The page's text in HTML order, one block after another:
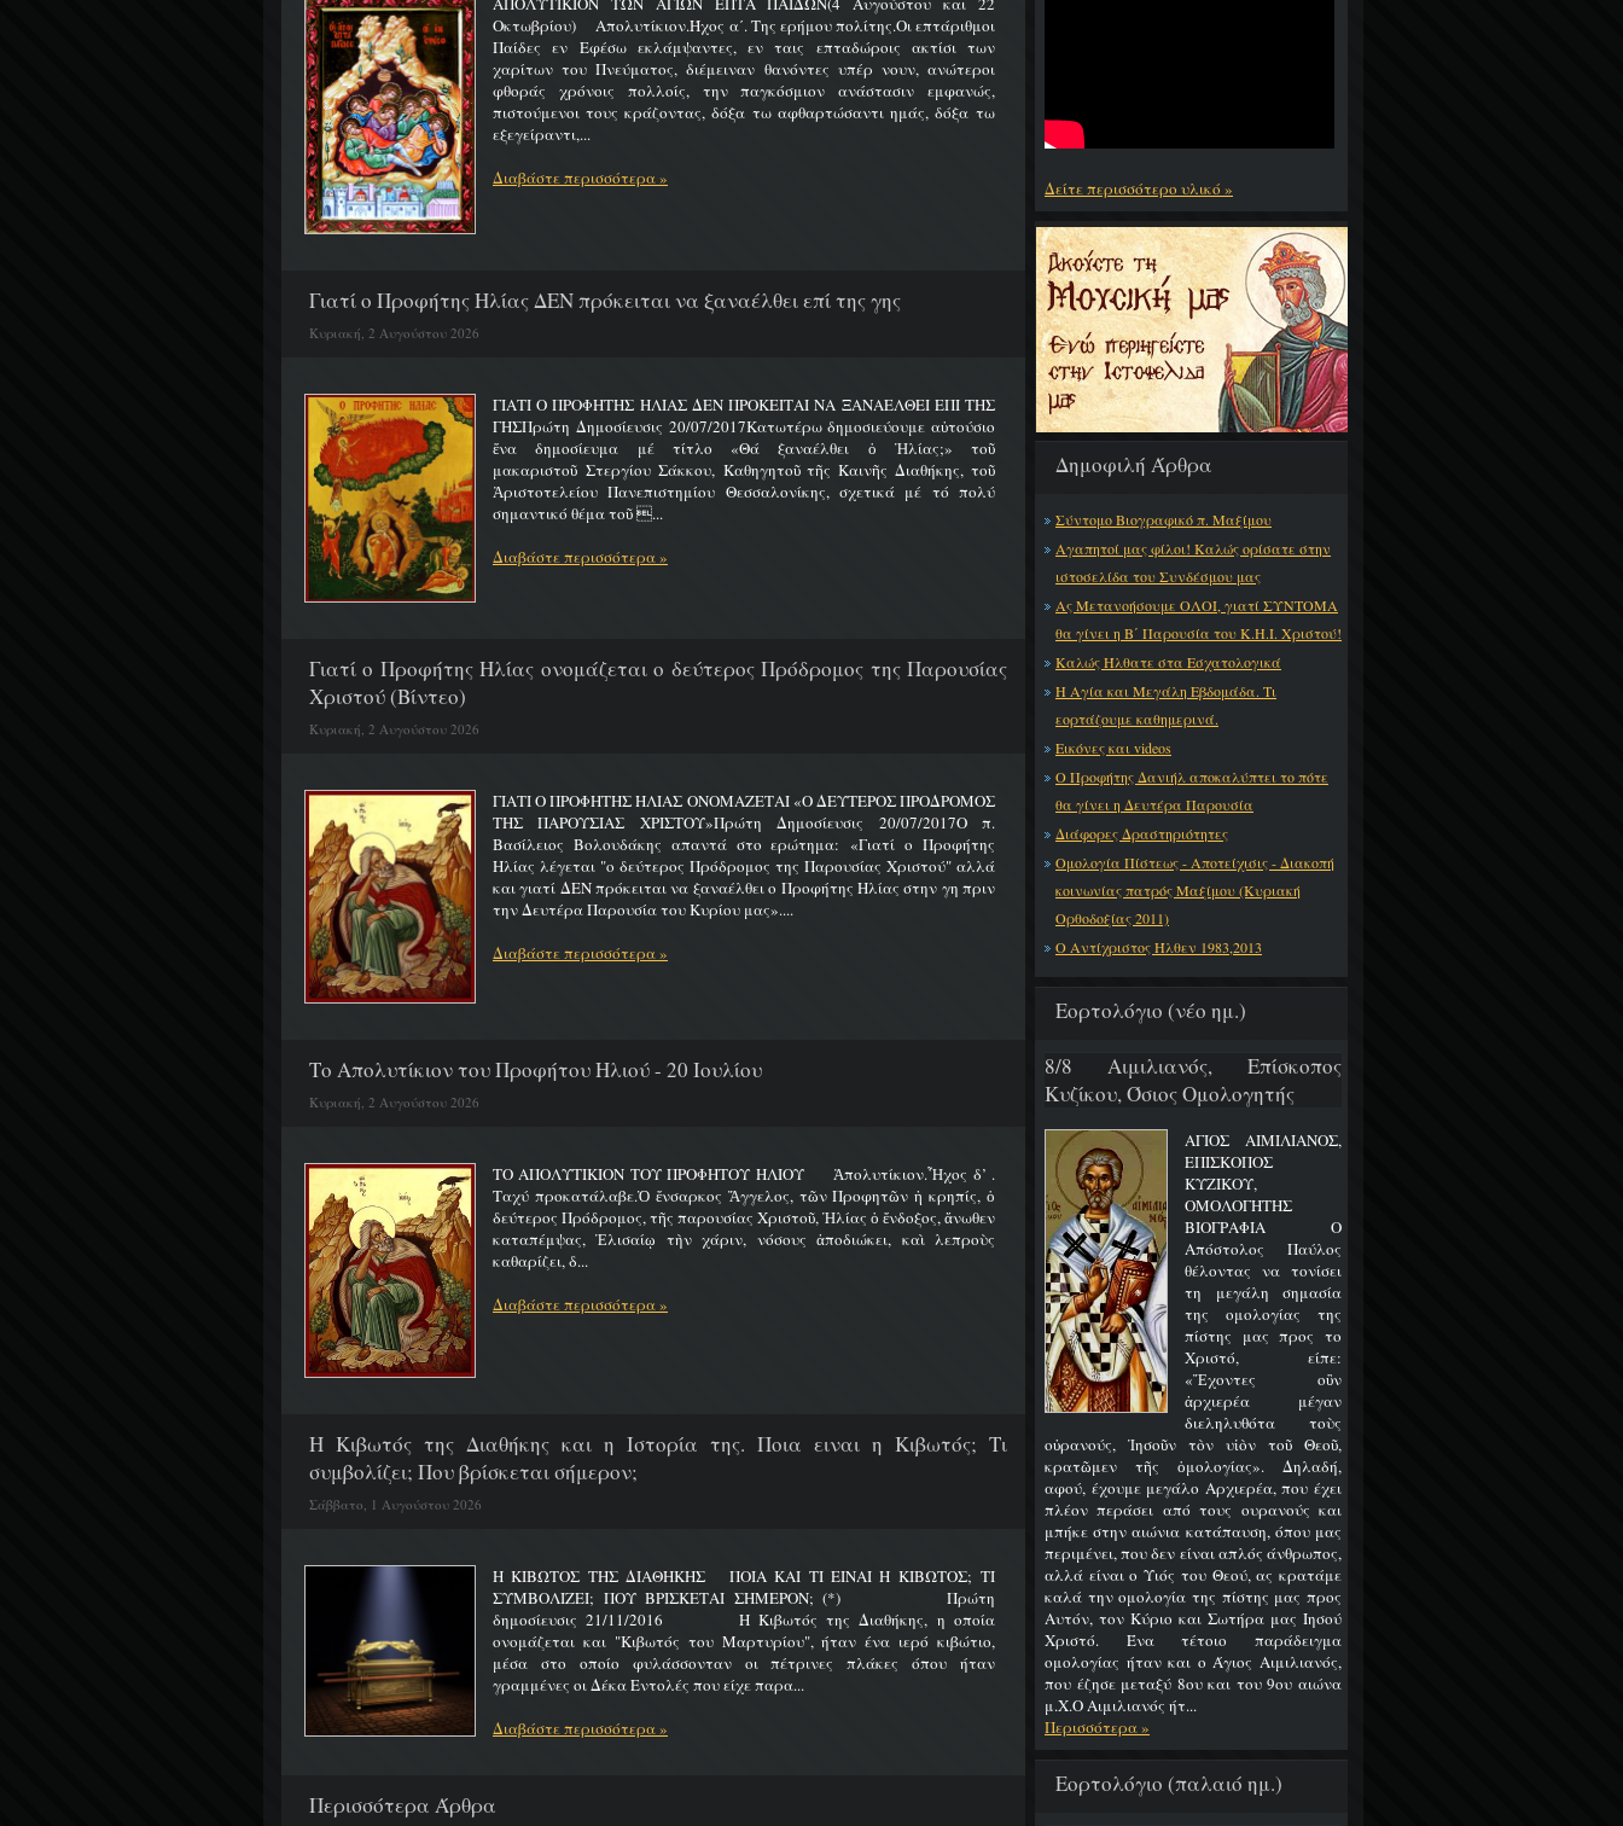
Δείτε περισσότερο υλικό »
Δημοφιλή Άρθρα
Σύντομο Βιογραφικό π. Μαξίμου
Αγαπητοί μας φίλοι! Καλώς ορίσατε στην
ιστοσελίδα του Συνδέσμου μας
Ας Μετανοήσουμε ΟΛΟΙ, γιατί ΣΥΝΤΟΜΑ
θα γίνει η Β΄ Παρουσία του Κ.Η.Ι. Χριστού!
Καλώς Ήλθατε στα Εσχατολογικά
Η Αγία και Μεγάλη Εβδομάδα. Τι
εορτάζουμε καθημερινά.
Εικόνες και videos
Ο Προφήτης Δανιήλ αποκαλύπτει το πότε
θα γίνει η Δευτέρα Παρουσία
Διάφορες Δραστηριότητες
Ομολογία Πίστεως - Αποτείχισις - Διακοπή
κοινωνίας πατρός Μαξίμου (Κυριακή
Ορθοδοξίας 2011)
Ο Αντίχριστος Ήλθεν 1983,2013
Εορτολόγιο (νέο ημ.)
8/8 Αιμιλιανός, Επίσκοπος
Κυζίκου, Όσιος Ομολογητής
ΑΓΙΟΣ ΑΙΜΙΛΙΑΝΟΣ,
ΕΠΙΣΚΟΠΟΣ
ΚΥΖΙΚΟΥ,
ΟΜΟΛΟΓΗΤΗΣ
ΒΙΟΓΡΑΦΙΑ Ο
Απόστολος Παύλος
θέλοντας να τονίσει
τη μεγάλη σημασία
της ομολογίας της
πίστης μας προς το
Χριστό, είπε:
«Ἔχοντες οὒν
ἀρχιερέα μέγαν
διεληλυθότα τοὺς
οὐρανούς, Ἰησοῦν τὸν υἱὸν τοῦ Θεοῦ,
κρατῶμεν τῆς ὁμολογίας». Δηλαδή,
αφού, έχουμε μεγάλο Αρχιερέα, που έχει
πλέον περάσει από τους ουρανούς και
μπήκε στην αιώνια κατάπαυση, όπου μας
περιμένει, που δεν είναι απλός άνθρωπος,
αλλά είναι ο Υιός του Θεού, ας κρατάμε
καλά την ομολογία της πίστης μας προς
Αυτόν, τον Κύριο και Σωτήρα μας Ιησού
Χριστό. Ένα τέτοιο παράδειγμα
ομολογίας ήταν και ο Άγιος Αιμιλιανός,
που έζησε μεταξύ 8ου και του 9ου αιώνα
μ.Χ.Ο Αιμιλιανός ήτ...
Περισσότερα »
Εορτολόγιο (παλαιό ημ.)
Οκτωβρίου) Απολυτίκιον.Ήχος α΄. Της ερήμου πολίτης.Οι επτάριθμοι
Παίδες εν Εφέσω εκλάμψαντες, εν ταις επταδώροις ακτίσι των
χαρίτων του Πνεύματος, διέμειναν θανόντες υπέρ νουν, ανώτεροι
φθοράς χρόνοις πολλοίς, την παγκόσμιον ανάστασιν εμφανώς,
πιστούμενοι τους κράζοντας, δόξα τω αφθαρτώσαντι ημάς, δόξα τω
εξεγείραντι,...
Διαβάστε περισσότερα »
Γιατί ο Προφήτης Ηλίας ΔΕΝ πρόκειται να ξαναέλθει επί της γης
Κυριακή, 2 Αυγούστου 2026
ΓΙΑΤΙ Ο ΠΡΟΦΗΤΗΣ ΗΛΙΑΣ ΔΕΝ ΠΡΟΚΕΙΤΑΙ ΝΑ ΞΑΝΑΕΛΘΕΙ ΕΠΙ ΤΗΣ
ΓΗΣΠρώτη Δημοσίευσις 20/07/2017Κατωτέρω δημοσιεύουμε αὐτούσιο
ἕνα δημοσίευμα μέ τίτλο «Θά ξαναέλθει ὁ Ἠλίας;» τοῦ
μακαριστοῦ Στεργίου Σάκκου, Καθηγητοῦ τῆς Καινῆς Διαθήκης, τοῦ
Ἀριστοτελείου Πανεπιστημίου Θεσσαλονίκης, σχετικά μέ τό πολύ
σημαντικό θέμα τοῦ ...
Διαβάστε περισσότερα »
Γιατί ο Προφήτης Ηλίας ονομάζεται ο δεύτερος Πρόδρομος της Παρουσίας
Χριστού (Βίντεο)
Κυριακή, 2 Αυγούστου 2026
ΓΙΑΤΙ Ο ΠΡΟΦΗΤΗΣ ΗΛΙΑΣ ΟΝΟΜΑΖΕΤΑΙ «Ο ΔΕΥΤΕΡΟΣ ΠΡΟΔΡΟΜΟΣ
ΤΗΣ ΠΑΡΟΥΣΙΑΣ ΧΡΙΣΤΟΥ»Πρώτη Δημοσίευσις 20/07/2017Ο π.
Βασίλειος Βολουδάκης απαντά στο ερώτημα: «Γιατί ο Προφήτης
Ηλίας λέγεται "ο δεύτερος Πρόδρομος της Παρουσίας Χριστού" αλλά
και γιατί ΔΕΝ πρόκειται να ξαναέλθει ο Προφήτης Ηλίας στην γη πριν
την Δευτέρα Παρουσία του Κυρίου μας»....
Διαβάστε περισσότερα »
Το Απολυτίκιον του Προφήτου Ηλιού - 20 Ιουλίου
Κυριακή, 2 Αυγούστου 2026
ΤΟ ΑΠΟΛΥΤΙΚΙΟΝ ΤΟΥ ΠΡΟΦΗΤΟΥ ΗΛΙΟΥ Ἀπολυτίκιον.Ἦχος δ’ .
Ταχύ προκατάλαβε.Ὁ ἔνσαρκος Ἄγγελος, τῶν Προφητῶν ἡ κρηπίς, ὁ
δεύτερος Πρόδρομος, τῆς παρουσίας Χριστοῦ, Ἠλίας ὁ ἔνδοξος, ἄνωθεν
καταπέμψας, Ἐλισαίῳ τὴν χάριν, νόσους ἀποδιώκει, καὶ λεπροὺς
καθαρίζει, δ...
Διαβάστε περισσότερα »
H Κιβωτός της Διαθήκης και η Ιστορία της. Ποια ειναι η Κιβωτός; Τι
συμβολίζει; Που βρίσκεται σήμερον;
Σάββατο, 1 Αυγούστου 2026
Η ΚΙΒΩΤΟΣ ΤΗΣ ΔΙΑΘΗΚΗΣ ΠΟΙΑ ΚΑΙ ΤΙ ΕΙΝΑΙ Η ΚΙΒΩΤΟΣ; ΤΙ
ΣΥΜΒΟΛΙΖΕΙ; ΠΟΥ ΒΡΙΣΚΕΤΑΙ ΣΗΜΕΡΟΝ; (*) Πρώτη
δημοσίευσις 21/11/2016 Η Κιβωτός της Διαθήκης, η οποία
ονομάζεται και "Κιβωτός του Μαρτυρίου", ήταν ένα ιερό κιβώτιο,
μέσα στο οποίο φυλάσσονταν οι πέτρινες πλάκες όπου ήταν
γραμμένες οι Δέκα Εντολές που είχε παρα...
Διαβάστε περισσότερα »
Περισσότερα Άρθρα